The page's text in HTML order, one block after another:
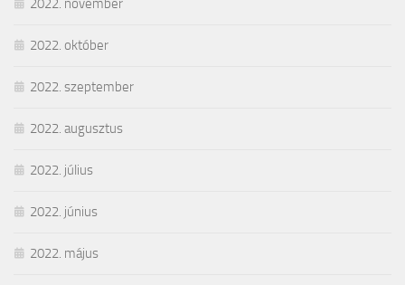
2022. november
2022. október
2022. szeptember
2022. augusztus
2022. július
2022. június
2022. május